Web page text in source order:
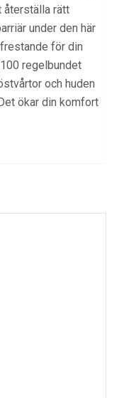
återställa rätt
under den här
för din
regelbundet
och huden
ökar din komfort